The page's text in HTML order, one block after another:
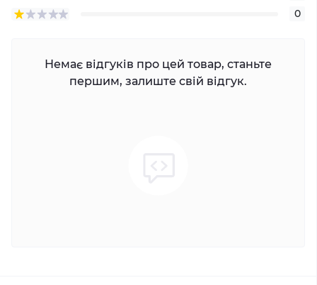
0
Немає відгуків про цей товар, станьте
першим, залиште свій відгук.